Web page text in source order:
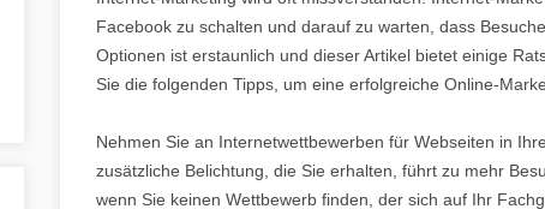
Facebook zu schalten und darauf zu warten, dass
Optionen ist erstaunlich und dieser Artikel bietet einige
Sie die folgenden Tipps, um eine erfolgreiche Online-
Nehmen Sie an Internetwettbewerben für Webseiten in
zusätzliche Belichtung, die Sie erhalten, führt zu mehr
wenn Sie keinen Wettbewerb finden, der sich auf Ihr